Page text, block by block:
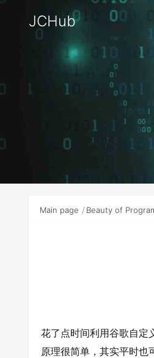
JCHub
Main page Beauty of
花了点时间利用谷歌自定
原理很简单，其实平时也